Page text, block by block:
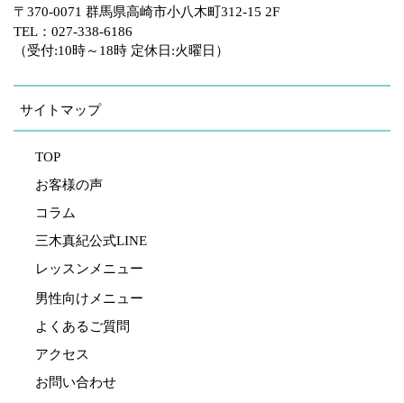
〒370-0071 群馬県高崎市小八木町312-15 2F
TEL：027-338-6186
（受付:10時～18時 定休日:火曜日）
サイトマップ
TOP
お客様の声
コラム
三木真紀公式LINE
レッスンメニュー
男性向けメニュー
よくあるご質問
アクセス
お問い合わせ